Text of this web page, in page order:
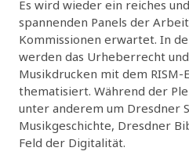
Es wird wieder ein reiches
spannenden Panels der
Kommissionen erwartet. In
werden das Urheberrecht
Musikdrucken mit dem RISM-
thematisiert. Während der
unter anderem um Dresdner
Musikgeschichte, Dresdner
Feld der Digitalität.